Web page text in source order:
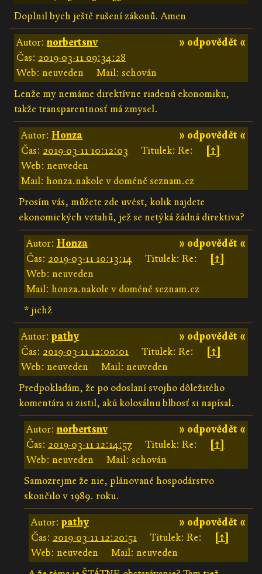
Doplnil bych ještě rušení zákonů. Amen
» odpovědět «
Autor:norbertsnv
Čas: 2019-03-11 09:34:28
Web: neuveden
Mail: schován
Lenže my nemáme direktívne riadenú ekonomiku,
takže transparentnosť má zmysel.
» odpovědět «
Autor:Honza
Čas: 2019-03-11 10:12:03 Titulek: Re:
[↑]
Web: neuveden
Mail: honza.nakole v doméně seznam.cz
Prosím vás, můžete zde uvést, kolik najdete
ekonomických vztahů, jež se netýká žádná direktiva?
» odpovědět «
Autor: Honza
Čas: 2019-03-11 10:13:14 Titulek: Re:
[↑]
Web: neuveden
Mail: honza.nakole v doméně seznam.cz
* jichž
» odpovědět «
Autor:pathy
Čas: 2019-03-11 12:00:01 Titulek: Re:
[↑]
Web: neuveden
Mail: neuveden
Predpokladám, že po odoslaní svojho dôležitého
komentára si zistil, akú kolosálnu blbosť si napísal.
» odpovědět «
Autor:norbertsnv
Čas: 2019-03-11 12:14:57 Titulek: Re:
[↑]
Web: neuveden
Mail: schován
Samozrejme že nie, plánované hospodárstvo
skončilo v 1989. roku.
» odpovědět «
Autor: pathy
Čas: 2019-03-11 12:20:51 Titulek: Re:
[↑]
Web: neuveden
Mail: neuveden